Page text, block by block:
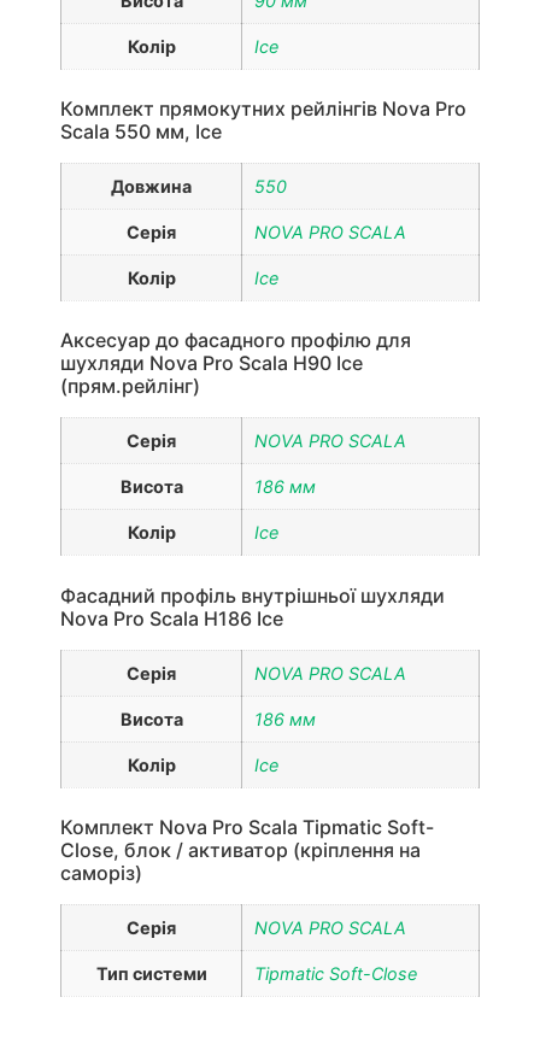
Колір Ice
Комплект прямокутних рейлінгів Nova Pro
Scala 550 мм, Ice
Довжина 550
Серія NOVA PRO SCALA
Колір Ice
Аксесуар до фасадного профілю для
шухляди Nova Pro Scala H90 Ice
(прям.рейлінг)
Серія NOVA PRO SCALA
Висота 186 мм
Колір Ice
Фасадний профіль внутрішньої шухляди
Nova Pro Scala H186 Ice
Серія NOVA PRO SCALA
Висота 186 мм
Колір Ice
Комплект Nova Pro Scala Tipmatic Soft-
Close, блок / активатор (кріплення на
саморіз)
Серія NOVA PRO SCALA
Тип системи Tipmatic Soft-Close